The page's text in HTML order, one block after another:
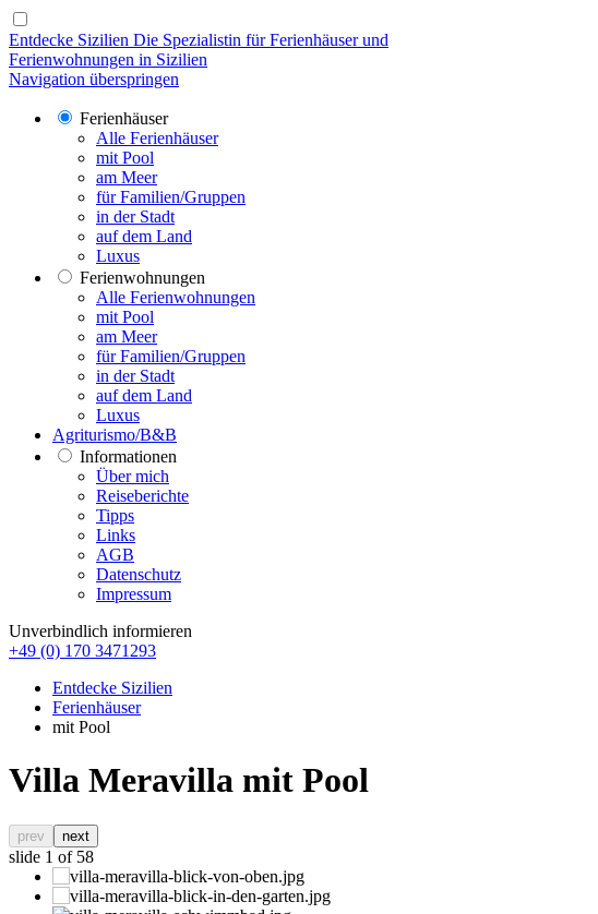
Entdecke Sizilien Die Spezialistin für Ferienhäuser und
Ferienwohnungen in Sizilien
Navigation überspringen
Ferienhäuser
Alle Ferienhäuser
mit Pool
am Meer
für Familien/Gruppen
in der Stadt
auf dem Land
Luxus
Ferienwohnungen
Alle Ferienwohnungen
mit Pool
am Meer
für Familien/Gruppen
in der Stadt
auf dem Land
Luxus
Agriturismo/B&B
Informationen
Über mich
Reiseberichte
Tipps
Links
AGB
Datenschutz
Impressum
Unverbindlich informieren
+49 (0) 170 3471293
Entdecke Sizilien
Ferienhäuser
mit Pool
Villa Meravilla mit Pool
prev next
slide 1 of 58